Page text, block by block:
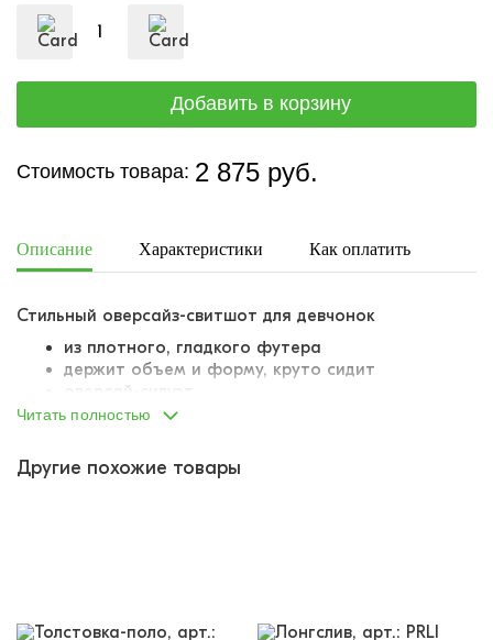
Стоимость товара: 2 875 руб.
Описание Характеристики Как оплатить
Стильный оверсайз-свитшот для девчонок
из плотного, гладкого футера
держит объем и форму, круто сидит
оверсай-силуэт
опущенная линия плеча
притачены отдельным лоскутом
Читать полностью
Другие похожие товары